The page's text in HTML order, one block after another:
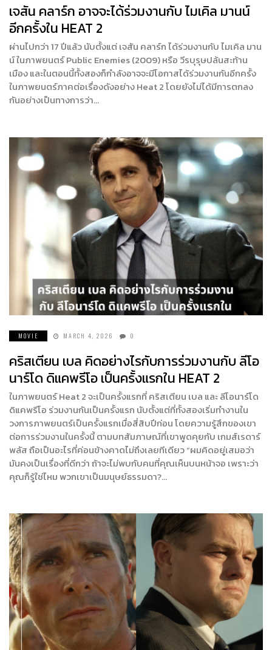
เจสัน คลาร์ก อาจจะได้ร่วมงานกับ ไมเคิล มานน์
อีกครั้งใน HEAT 2
ผ่านไปกว่า 17 ปีแล้ว นับตั้งแต่ เจสัน คลาร์ก ได้ร่วมงานกับ ไมเคิล มาน
น์ ในภาพยนตร์ Public Enemies (2009) หรือ วีรบุรุษปล้นสะท้าน
เมือง และในตอนนี้ทั้งสองก็กำลังอาจจะมีโอกาสได้ร่วมงานกันอีกครั้ง
ในภาพยนตร์ภาคต่อเรื่องดังอย่าง Heat 2 โดยยังไม่ได้มีการตกลง
กันอย่างเป็นทางการว่า…
MOVIE MARCH 4, 2026 0
คริสเตียน เบล คิดอย่างไรกับการร่วมงานกับ ลีโอ
นาร์โด ดิแคพรีโอ เป็นครั้งแรกใน HEAT 2
ในภาพยนตร์ Heat 2 จะเป็นครั้งแรกที่ คริสเตียน เบล และ ลีโอนาร์โด
ดิแคพรีโอ ร่วมงานกันเป็นครั้งแรก นับตั้งแต่ที่ทั้งสองเริ่มทำงานใน
วงการภาพยนตร์เป็นครั้งแรกเมื่อสี่สิบปีก่อน โดยความรู้สึกของเขา
ต่อการร่วมงานในครั้งนี้ ตามบทสัมภาษณ์ที่เขาพูดคุยกับ เกมส์เรดาร์
พลัส ถือเป็นอะไรที่ค่อนข้างคาดไม่ถึงเลยทีเดียว “ผมคิดอยู่เสมอว่า
มันคงเป็นเรื่องที่ดีกว่า ถ้าจะไม่พบกับคนที่คุณเห็นบนหน้าจอ เพราะว่า
คุณก็รู้ใช่ไหม พวกเขาเป็นมนุษย์ธรรมดา?…